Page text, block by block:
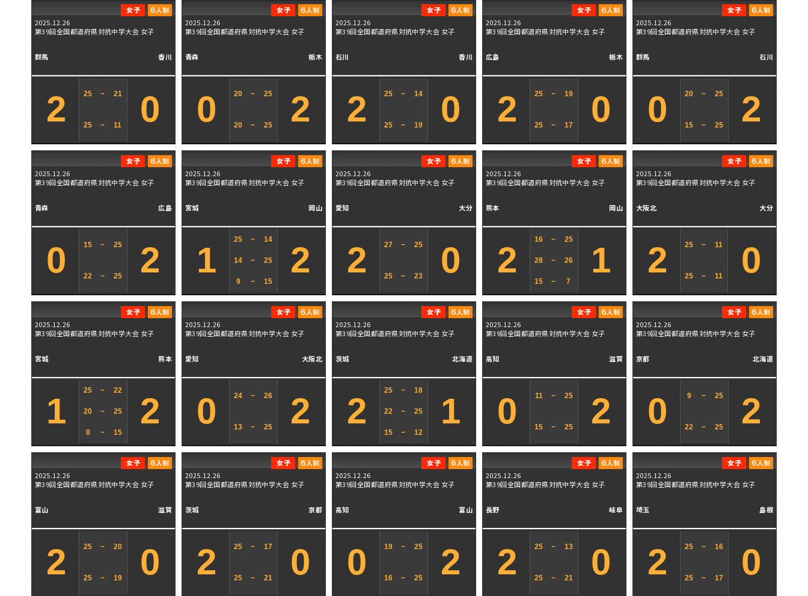
2025.12.26
第39回全国都道府県対抗中学大会 女子
群馬 香川
2 25 − 21
25 − 11 0
2025.12.26
第39回全国都道府県対抗中学大会 女子
青森 栃木
0 20 − 25
20 − 25 2
2025.12.26
第39回全国都道府県対抗中学大会 女子
石川 香川
2 25 − 14
25 − 19 0
2025.12.26
第39回全国都道府県対抗中学大会 女子
広島 栃木
2 25 − 19
25 − 17 0
2025.12.26
第39回全国都道府県対抗中学大会 女子
群馬 石川
0 20 − 25
15 − 25 2
2025.12.26
第39回全国都道府県対抗中学大会 女子
青森 広島
0 15 − 25
22 − 25 2
2025.12.26
第39回全国都道府県対抗中学大会 女子
宮城 岡山
1
25 − 14
14 − 25
9 − 15
2
2025.12.26
第39回全国都道府県対抗中学大会 女子
愛知 大分
2 27 − 25
25 − 23 0
2025.12.26
第39回全国都道府県対抗中学大会 女子
熊本 岡山
2
16 − 25
28 − 26
15 − 7
1
2025.12.26
第39回全国都道府県対抗中学大会 女子
大阪北 大分
2 25 − 11
25 − 11 0
2025.12.26
第39回全国都道府県対抗中学大会 女子
宮城 熊本
1
25 − 22
20 − 25
8 − 15
2
2025.12.26
第39回全国都道府県対抗中学大会 女子
愛知 大阪北
0 24 − 26
13 − 25 2
2025.12.26
第39回全国都道府県対抗中学大会 女子
茨城 北海道
2
25 − 18
22 − 25
15 − 12
1
2025.12.26
第39回全国都道府県対抗中学大会 女子
高知 滋賀
0 11 − 25
15 − 25 2
2025.12.26
第39回全国都道府県対抗中学大会 女子
京都 北海道
0 9 − 25
22 − 25 2
2025.12.26
第39回全国都道府県対抗中学大会 女子
富山 滋賀
2 25 − 20
25 − 19 0
2025.12.26
第39回全国都道府県対抗中学大会 女子
茨城 京都
2 25 − 17
25 − 21 0
2025.12.26
第39回全国都道府県対抗中学大会 女子
高知 富山
0 19 − 25
16 − 25 2
2025.12.26
第39回全国都道府県対抗中学大会 女子
長野 岐阜
2 25 − 13
25 − 21 0
2025.12.26
第39回全国都道府県対抗中学大会 女子
埼玉 島根
2 25 − 16
25 − 17 0